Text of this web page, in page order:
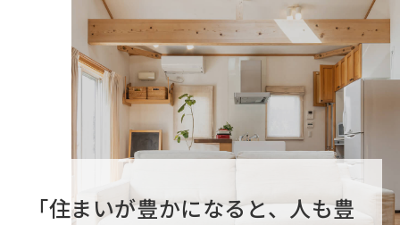
「住まいが豊かになると、人も豊
アクリル板
の設置
リモートサービス
導入